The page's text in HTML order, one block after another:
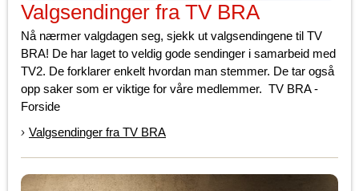
Valgsendinger fra TV BRA
Nå nærmer valgdagen seg, sjekk ut valgsendingene til TV
BRA! De har laget to veldig gode sendinger i samarbeid med
TV2. De forklarer enkelt hvordan man stemmer. De tar også
opp saker som er viktige for våre medlemmer. TV BRA -
Forside
Valgsendinger fra TV BRA